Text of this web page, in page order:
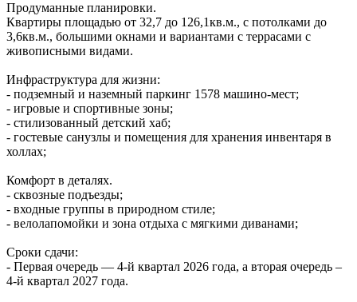
Продуманные планировки.
Квартиры площадью от 32,7 до 126,1кв.м., с потолками до
3,6кв.м., большими окнами и вариантами с террасами с
живописными видами.
Инфраструктура для жизни:
- подземный и наземный паркинг 1578 машино‑мест;
- игровые и спортивные зоны;
- стилизованный детский хаб;
- гостевые санузлы и помещения для хранения инвентаря в
холлах;
Комфорт в деталях.
- сквозные подъезды;
- входные группы в природном стиле;
- велолапомойки и зона отдыха с мягкими диванами;
Сроки сдачи:
- Первая очередь — 4‑й квартал 2026 года, а вторая очередь –
4-й квартал 2027 года.